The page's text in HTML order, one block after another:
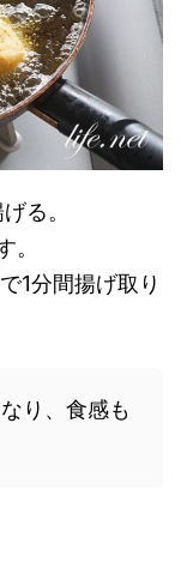
る。
。
1分間揚げ取り
り、食感も